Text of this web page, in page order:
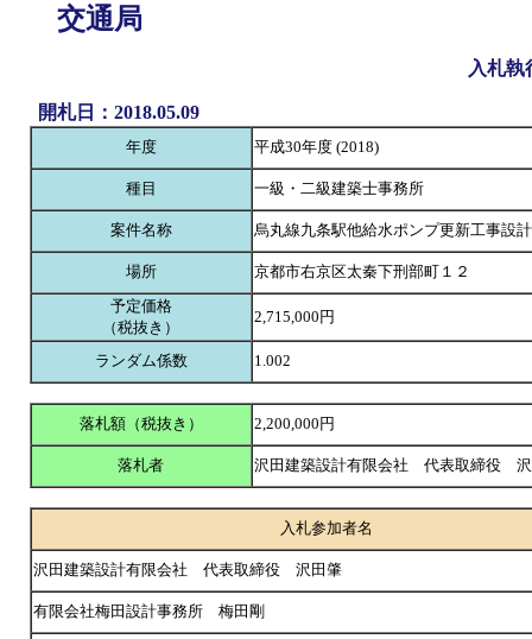
交通局
入札執
開札日：2018.05.09
年度 平成30年度 (2018)
種目 一級・二級建築士事務所
案件名称 烏丸線九条駅他給水ポンプ更新工事設
場所
京都市右京区太秦下刑部町１２
予定価格
（税抜き）
2,715,000円
ランダム係数 1.002
落札額（税抜き） 2,200,000円
落札者 沢田建築設計有限会社 代表取締役
入札参加者名
沢田建築設計有限会社 代表取締役 沢田肇
有限会社梅田設計事務所 梅田剛